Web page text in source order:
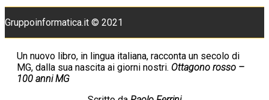
Un nuovo libro, in lingua italiana, racconta un secolo di